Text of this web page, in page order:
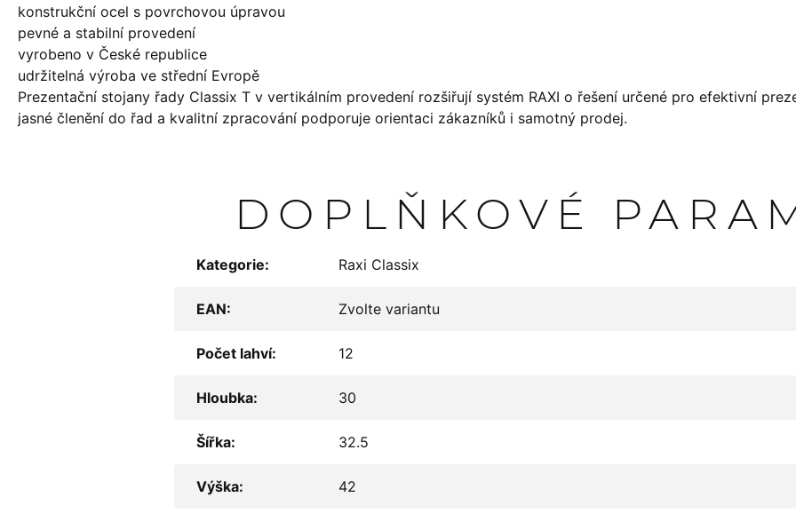
konstrukční ocel s povrchovou úpravou
pevné a stabilní provedení
vyrobeno v České republice
udržitelná výroba ve střední Evropě
Prezentační stojany řady Classix T v vertikálním provedení rozšiřují systém RAXI o řešení určené pro efektivní
jasné členění do řad a kvalitní zpracování podporuje orientaci zákazníků i samotný prodej.
DOPLŇKOVÉ
Kategorie: Raxi Classix
EAN: Zvolte variantu
Počet lahví: 12
Hloubka: 30
Šířka: 32.5
Výška: 42